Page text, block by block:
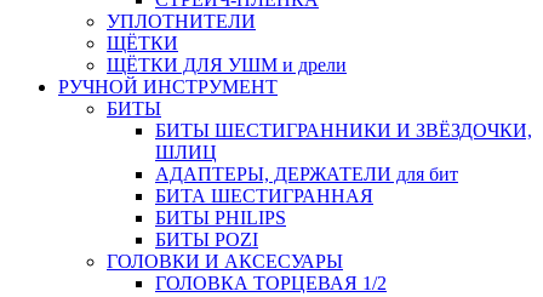
УПЛОТНИТЕЛИ
ЩЁТКИ
ЩЁТКИ ДЛЯ УШМ и дрели
РУЧНОЙ ИНСТРУМЕНТ
БИТЫ
БИТЫ ШЕСТИГРАННИКИ И ЗВЁЗДОЧКИ,
ШЛИЦ
АДАПТЕРЫ, ДЕРЖАТЕЛИ для бит
БИТА ШЕСТИГРАННАЯ
БИТЫ PHILIPS
БИТЫ POZI
ГОЛОВКИ И АКСЕСУАРЫ
ГОЛОВКА ТОРЦЕВАЯ 1/2